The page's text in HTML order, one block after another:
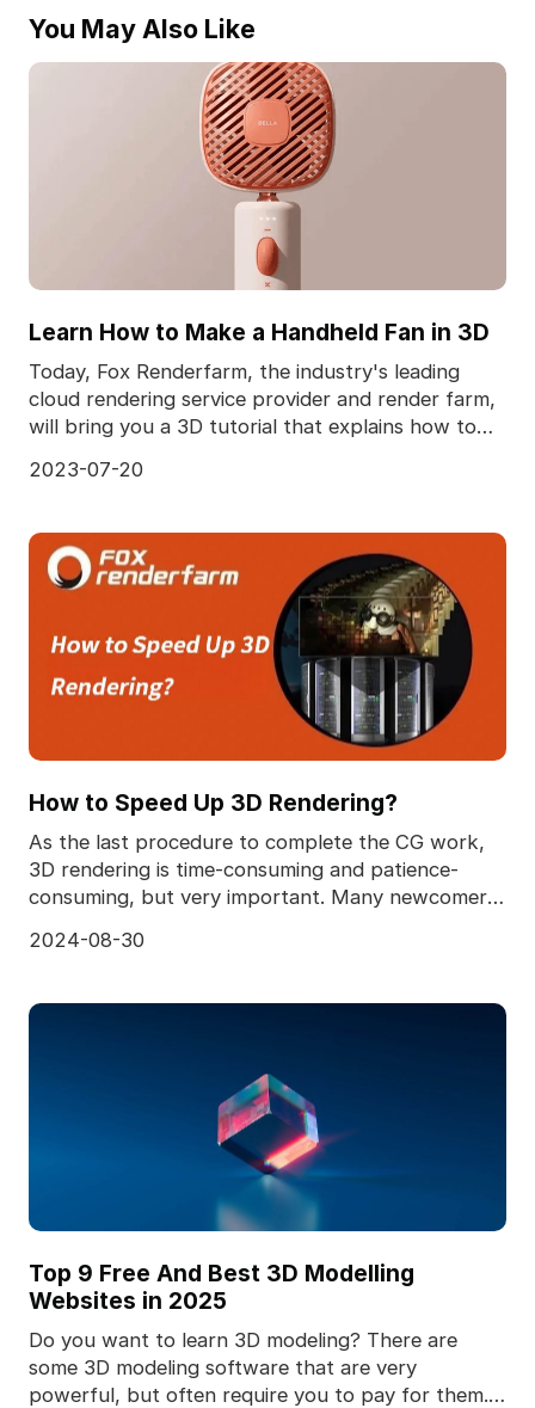
You May Also Like
Learn How to Make a Handheld Fan in 3D
Today, Fox Renderfarm, the industry's leading
cloud rendering service provider and render farm,
will bring you a 3D tutorial that explains how to
2023-07-20
How to Speed Up 3D Rendering?
As the last procedure to complete the CG work,
3D rendering is time-consuming and patience-
consuming, but very important. Many newcomers
2024-08-30
Top 9 Free And Best 3D Modelling
Websites in 2025
Do you want to learn 3D modeling? There are
some 3D modeling software that are very
powerful, but often require you to pay for them.